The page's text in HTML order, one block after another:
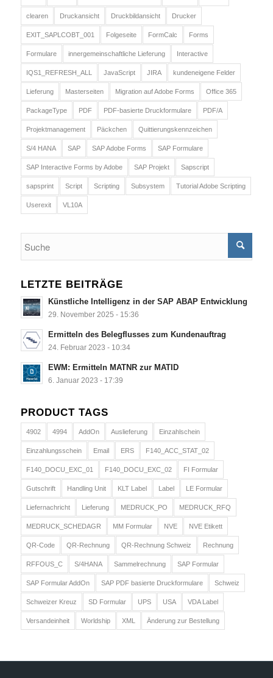
clearen Druckansicht Druckbildansicht Drucker
EXIT_SAPLCOBT_001 Folgeseite FormCalc Forms
Formulare innergemeinschaftliche Lieferung Interactive
IQS1_REFRESH_ALL JavaScript JIRA kundeneigene Felder
Lieferung Masterseiten Migration auf Adobe Forms Office 365
PackageType PDF PDF-basierte Druckformulare PDF/A
Projektmanagement Päckchen Quittierungskennzeichen
S/4 HANA SAP SAP Adobe Forms SAP Formulare
SAP Interactive Forms by Adobe SAP Projekt Sapscript
sapsprint Script Scripting Subsystem Tutorial Adobe Scripting
Userexit VL10A
LETZTE BEITRÄGE
Künstliche Intelligenz in der SAP ABAP Entwicklung
29. November 2025 - 15:36
Ermitteln des Belegflusses zum Kundenauftrag
24. Februar 2023 - 10:34
EWM: Ermitteln MATNR zur MATID
6. Januar 2023 - 17:39
PRODUCT TAGS
4902 4994 AddOn Auslieferung Einzahlschein
Einzahlungsschein Email ERS F140_ACC_STAT_02
F140_DOCU_EXC_01 F140_DOCU_EXC_02 FI Formular
Gutschrift Handling Unit KLT Label Label LE Formular
Liefernachricht Lieferung MEDRUCK_PO MEDRUCK_RFQ
MEDRUCK_SCHEDAGR MM Formular NVE NVE Etikett
QR-Code QR-Rechnung QR-Rechnung Schweiz Rechnung
RFFOUS_C S/4HANA Sammelrechnung SAP Formular
SAP Formular AddOn SAP PDF basierte Druckformulare Schweiz
Schweizer Kreuz SD Formular UPS USA VDA Label
Versandeinheit Worldship XML Änderung zur Bestellung